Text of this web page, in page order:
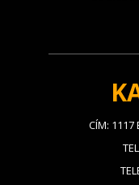
CÍM: 1117